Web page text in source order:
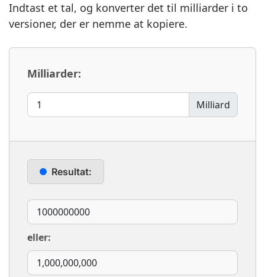
Indtast et tal, og konverter det til milliarder i to
versioner, der er nemme at kopiere.
Milliarder:
Milliard
Resultat:
eller: